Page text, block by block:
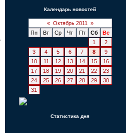
Календарь новостей
« Октябрь 2011
»
Пн
Вт Ср Чт Пт Сб
Вс
1
2
3
4 5 6 7 8
9
10
11 12 13 14 15
16
17
18 19 20 21 22
23
24
25 26 27 28 29
30
31
Статистика дня